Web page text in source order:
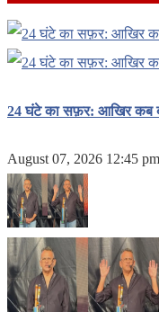
24 घंटे का सफ़र: आखिर कब
August 07, 2026 12:45 pm